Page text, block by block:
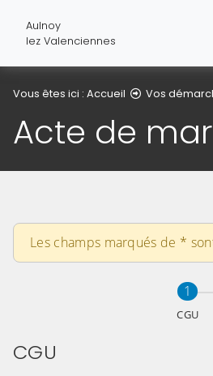
Aulnoy
lez Valenciennes
Vous êtes ici : Accueil Vos
Acte de
Les champs marqués de *
Étape
1 sur 3
CGU
CGU